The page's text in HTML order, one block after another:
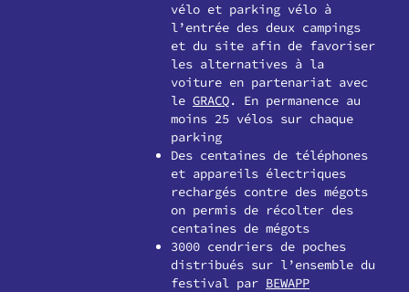
vélo et parking vélo à
l’entrée des deux campings
et du site afin de favoriser
les alternatives à la
voiture en partenariat avec
le GRACQ. En permanence au
moins 25 vélos sur chaque
parking
Des centaines de téléphones
et appareils électriques
rechargés contre des mégots
on permis de récolter des
centaines de mégots
3000 cendriers de poches
distribués sur l’ensemble du
festival par BEWAPP